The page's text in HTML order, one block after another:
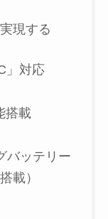
現する
」対応
搭載
バッテリー
載）